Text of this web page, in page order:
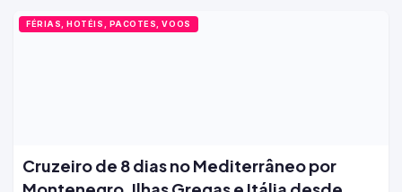
FÉRIAS, HOTÉIS, PACOTES, VOOS
Cruzeiro de 8 dias no Mediterrâneo por